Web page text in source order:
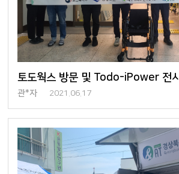
토도웍스 방문 및 Todo-iPower 전시
관*자 2021.06.17